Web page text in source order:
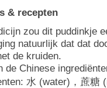
& recepten
zou dit puddinkje
natuurlijk dat dat
de kruiden.
de Chinese
水 (water)，蔗糖